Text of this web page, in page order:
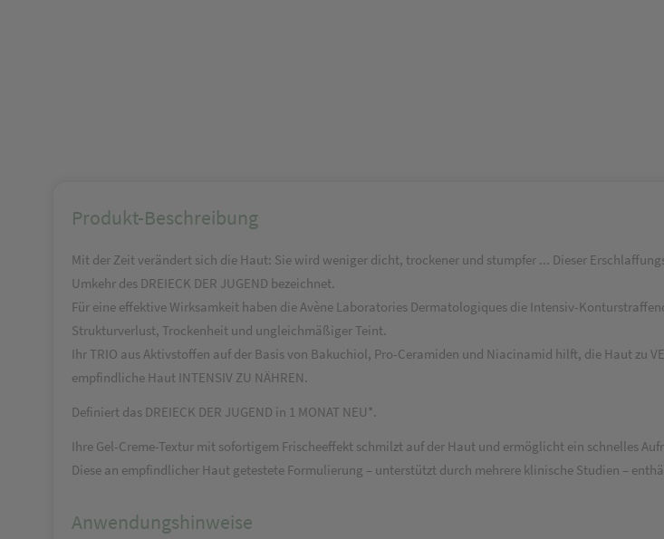
Produkt-Beschreibung
Mit der Zeit verändert sich die Haut: Sie wird weniger dicht, trockener und stumpfer ... Dieser
Umkehr des DREIECK DER JUGEND bezeichnet.
Für eine effektive Wirksamkeit haben die Avène Laboratories Dermatologiques die Intensiv-
Strukturverlust, Trockenheit und ungleichmäßiger Teint.
Ihr TRIO aus Aktivstoffen auf der Basis von Bakuchiol, Pro-Ceramiden und Niacinamid hilft, die Haut zu
empfindliche Haut INTENSIV ZU NÄHREN.
Definiert das DREIECK DER JUGEND in 1 MONAT NEU*.
Ihre Gel-Creme-Textur mit sofortigem Frischeeffekt schmilzt auf der Haut und ermöglicht ein schnelles
Diese an empfindlicher Haut getestete Formulierung – unterstützt durch mehrere klinische Studien –
Anwendungshinweise